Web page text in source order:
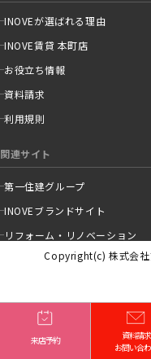
INOVEが選ばれる理由
INOVE賃貸 本町店
お役立ち情報
資料請求
利用規則
関連サイト
第一住建グループ
INOVEブランドサイト
リフォーム・リノベーション
Copyright(c) 株式会社
来店予約
資料請求
お問い合